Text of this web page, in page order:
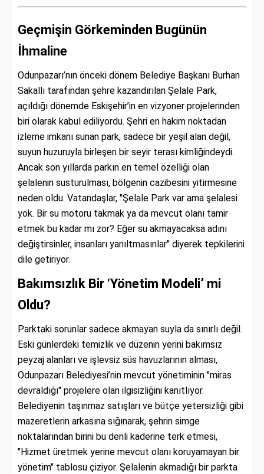
Geçmişin Görkeminden Bugünün
İhmaline
Odunpazarı’nın önceki dönem Belediye Başkanı Burhan
Sakallı tarafından şehre kazandırılan Şelale Park,
açıldığı dönemde Eskişehir’in en vizyoner projelerinden
biri olarak kabul ediliyordu. Şehri en hakim noktadan
izleme imkanı sunan park, sadece bir yeşil alan değil,
suyun huzuruyla birleşen bir seyir terası kimliğindeydi.
Ancak son yıllarda parkın en temel özelliği olan
şelalenin susturulması, bölgenin cazibesini yitirmesine
neden oldu. Vatandaşlar, "Şelale Park var ama şelalesi
yok. Bir su motoru takmak ya da mevcut olanı tamir
etmek bu kadar mı zor? Eğer su akmayacaksa adını
değiştirsinler, insanları yanıltmasınlar" diyerek tepkilerini
dile getiriyor.
Bakımsızlık Bir ‘Yönetim Modeli’ mi
Oldu?
Parktaki sorunlar sadece akmayan suyla da sınırlı değil.
Eski günlerdeki temizlik ve düzenin yerini bakımsız
peyzaj alanları ve işlevsiz süs havuzlarının alması,
Odunpazarı Belediyesi’nin mevcut yönetiminin "miras
devraldığı" projelere olan ilgisizliğini kanıtlıyor.
Belediyenin taşınmaz satışları ve bütçe yetersizliği gibi
mazeretlerin arkasına sığınarak, şehrin simge
noktalarından birini bu denli kaderine terk etmesi,
"Hizmet üretmek yerine mevcut olanı koruyamayan bir
yönetim" tablosu çiziyor. Şelalenin akmadığı bir parkta